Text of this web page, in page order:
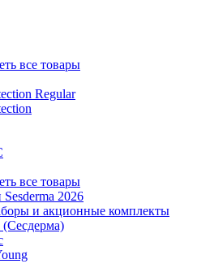
все товары
Regular
все товары
2026
и акционные комплекты
(Сесдерма)